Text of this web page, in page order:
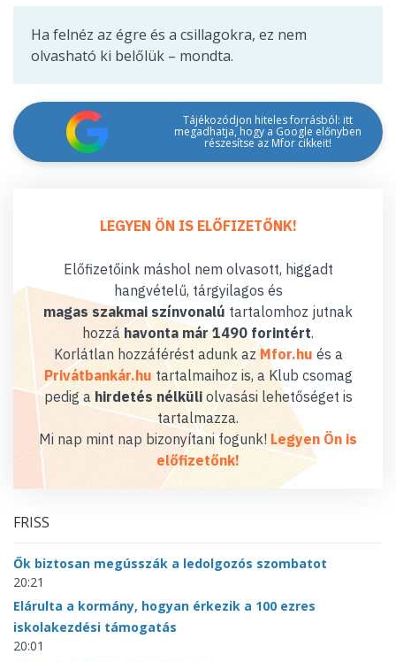
Ha felnéz az égre és a csillagokra, ez nem
olvasható ki belőlük – mondta.
Tájékozódjon hiteles forrásból: itt
megadhatja, hogy a Google előnyben
részesítse az Mfor cikkeit!
LEGYEN ÖN IS ELŐFIZETŐNK!
Előfizetőink máshol nem olvasott, higgadt
hangvételű, tárgyilagos és
magas szakmai színvonalú tartalomhoz jutnak
hozzáhavonta már 1490 forintért.
Korlátlan hozzáférést adunk az Mfor.hu és a
Privátbankár.hu tartalmaihoz is, a Klub csomag
pedig a hirdetés nélküliolvasási lehetőséget is
tartalmazza.
Mi nap mint nap bizonyítani fogunk! Legyen Ön is
előfizetőnk!
FRISS
Ők biztosan megússzák a ledolgozós szombatot
20:21
Elárulta a kormány, hogyan érkezik a 100 ezres
iskolakezdési támogatás
20:01